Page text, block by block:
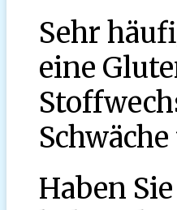
Sehr
eine
Haben